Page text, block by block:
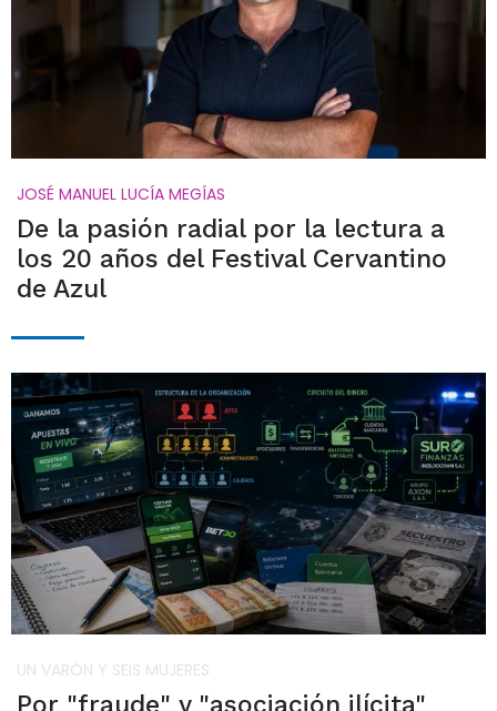
JOSÉ MANUEL LUCÍA MEGÍAS
De la pasión radial por la lectura a
los 20 años del Festival Cervantino
de Azul
UN VARÓN Y SEIS MUJERES